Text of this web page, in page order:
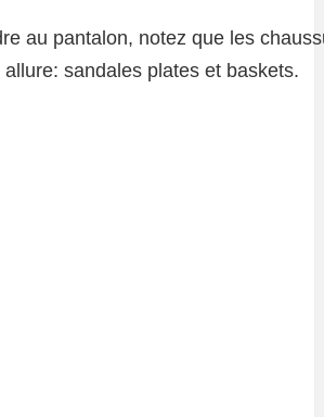
au pantalon, notez que les
sandales plates et baskets.